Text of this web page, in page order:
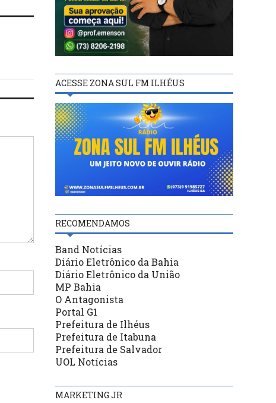
ACESSE ZONA SUL FM ILHÉUS
RECOMENDAMOS
Band Notícias
Diário Eletrônico da Bahia
Diário Eletrônico da União
MP Bahia
O Antagonista
Portal G1
Prefeitura de Ilhéus
Prefeitura de Itabuna
Prefeitura de Salvador
UOL Notícias
MARKETING JR